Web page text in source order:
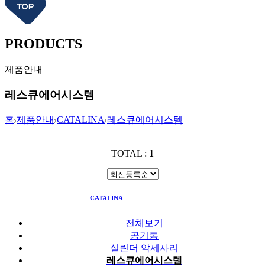
PRODUCTS
제품안내
레스큐에어시스템
홈 제품안내 CATALINA 레스큐에어시스템
TOTAL : 1
CATALINA
전체보기
공기통
실린더 악세사리
레스큐에어시스템